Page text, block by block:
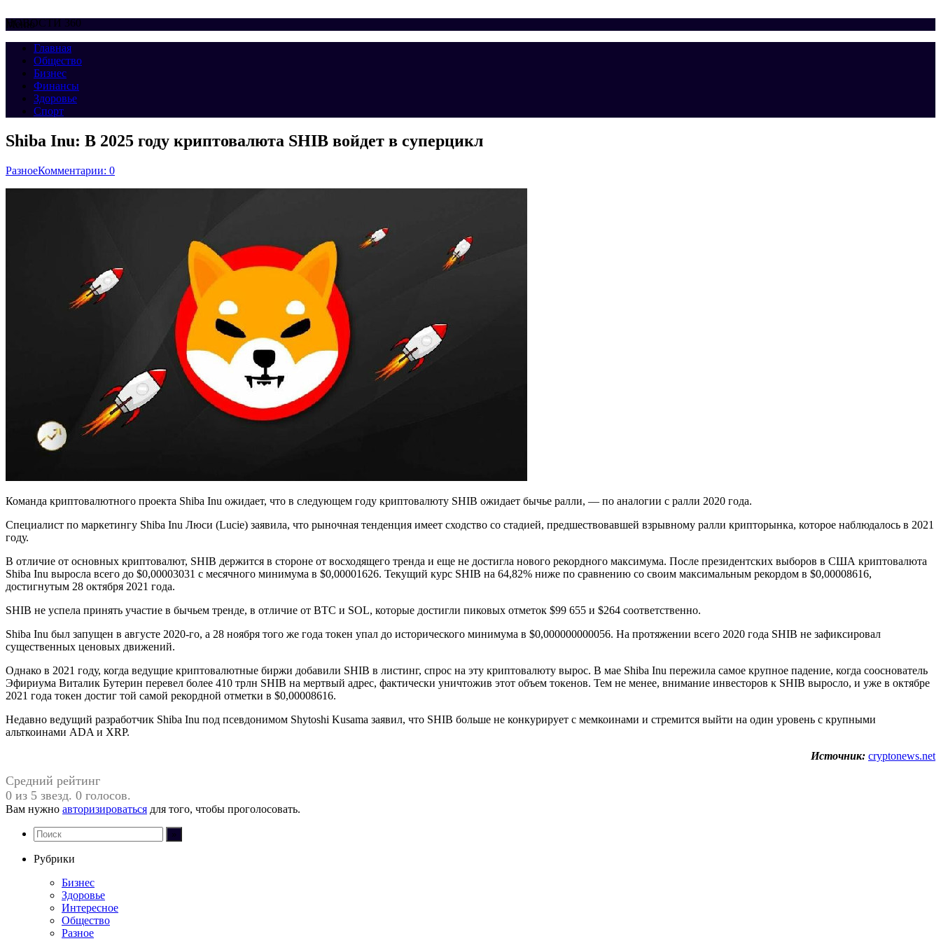
НОВОСТИ 360
Меню
Главная
Общество
Бизнес
Финансы
Здоровье
Спорт
Shiba Inu: В 2025 году криптовалюта SHIB войдет в суперцикл
РазноеКомментарии: 0
Команда криптовалютного проекта Shiba Inu ожидает, что в следующем году криптовалюту SHIB ожидает бычье ралли, — по аналогии с ралли 2020 года.
Специалист по маркетингу Shiba Inu Люси (Lucie) заявила, что рыночная тенденция имеет сходство со стадией, предшествовавшей взрывному ралли крипторынка, которое наблюдалось в 2021
году.
В отличие от основных криптовалют, SHIB держится в стороне от восходящего тренда и еще не достигла нового рекордного максимума. После президентских выборов в США криптовалюта
Shiba Inu выросла всего до $0,00003031 с месячного минимума в $0,00001626. Текущий курс SHIB на 64,82% ниже по сравнению со своим максимальным рекордом в $0,00008616,
достигнутым 28 октября 2021 года.
SHIB не успела принять участие в бычьем тренде, в отличие от BTC и SOL, которые достигли пиковых отметок $99 655 и $264 соответственно.
Shiba Inu был запущен в августе 2020-го, а 28 ноября того же года токен упал до исторического минимума в $0,000000000056. На протяжении всего 2020 года SHIB не зафиксировал
существенных ценовых движений.
Однако в 2021 году, когда ведущие криптовалютные биржи добавили SHIB в листинг, спрос на эту криптовалюту вырос. В мае Shiba Inu пережила самое крупное падение, когда сооснователь
Эфириума Виталик Бутерин перевел более 410 трлн SHIB на мертвый адрес, фактически уничтожив этот объем токенов. Тем не менее, внимание инвесторов к SHIB выросло, и уже в октябре
2021 года токен достиг той самой рекордной отметки в $0,00008616.
Недавно ведущий разработчик Shiba Inu под псевдонимом Shytoshi Kusama заявил, что SHIB больше не конкурирует с мемкоинами и стремится выйти на один уровень с крупными
альткоинами ADA и XRP.
Источник: cryptonews.net
Средний рейтинг
0 из 5 звезд. 0 голосов.
Вам нужно авторизироваться для того, чтобы проголосовать.
Рубрики
Бизнес
Здоровье
Интересное
Общество
Разное